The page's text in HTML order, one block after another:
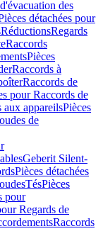
des
détachées pour
RéductionsRegards
Raccords
Pièces
Raccords à
Raccords de
pour Raccords de
aux appareilsPièces
de
Geberit Silent-
Pièces détachées
TésPièces
pour
Regards de
Raccords